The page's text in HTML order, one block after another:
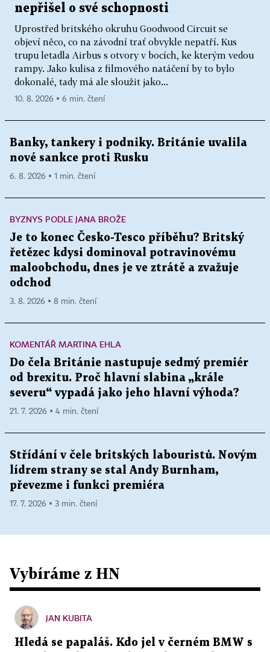
nepřišel o své schopnosti
Uprostřed britského okruhu Goodwood Circuit se
objeví něco, co na závodní trať obvykle nepatří. Kus
trupu letadla Airbus s otvory v bocích, ke kterým vedou
rampy. Jako kulisa z filmového natáčení by to bylo
dokonalé, tady má ale sloužit jako...
10. 8. 2026 ▪ 6 min. čtení
Banky, tankery i podniky. Británie uvalila
nové sankce proti Rusku
6. 8. 2026 ▪ 1 min. čtení
BYZNYS PODLE JANA BROŽE
Je to konec Česko-Tesco příběhu? Britský
řetězec kdysi dominoval potravinovému
maloobchodu, dnes je ve ztrátě a zvažuje
odchod
3. 8. 2026 ▪ 8 min. čtení
KOMENTÁŘ MARTINA EHLA
Do čela Británie nastupuje sedmý premiér
od brexitu. Proč hlavní slabina „krále
severu“ vypadá jako jeho hlavní výhoda?
21. 7. 2026 ▪ 4 min. čtení
Střídání v čele britských labouristů. Novým
lídrem strany se stal Andy Burnham,
převezme i funkci premiéra
17. 7. 2026 ▪ 3 min. čtení
Vybíráme z HN
JAN KUBITA
Hledá se papaláš. Kdo jel v černém BMW s